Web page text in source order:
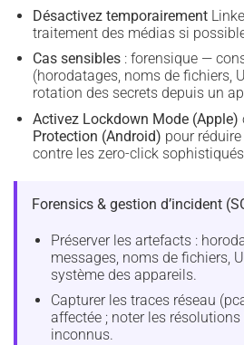
Désactivez temporairement
traitement des médias si
Cas sensibles: forensique —
(horodatages, noms de fichiers,
rotation des secrets depuis un
Activez Lockdown Mode (Apple)
Protection (Android) pour
contre les zero-click
Forensics & gestion d’incident
Préserver les artefacts :
messages, noms de fichiers,
système des appareils.
Capturer les traces réseau
affectée ; noter les résolutions
inconnus.